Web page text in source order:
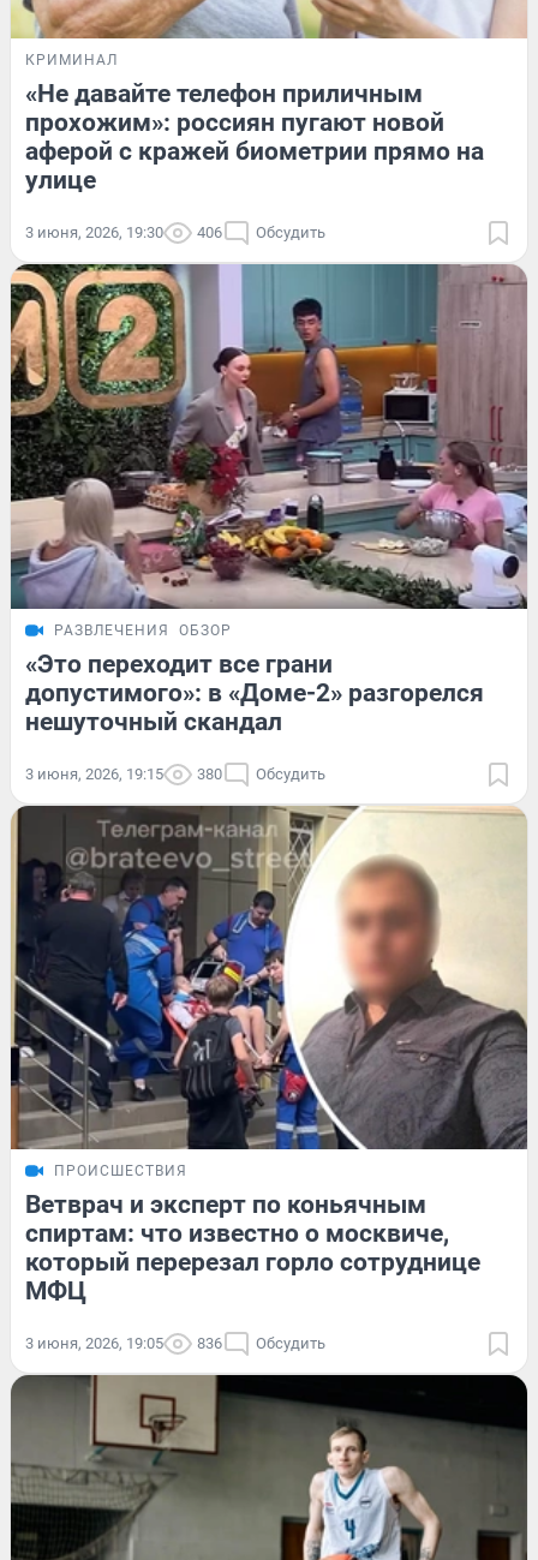
КРИМИНАЛ
«Не давайте телефон приличным
прохожим»: россиян пугают новой
аферой с кражей биометрии прямо на
улице
3 июня, 2026, 19:30 406 Обсудить
РАЗВЛЕЧЕНИЯ ОБЗОР
«Это переходит все грани
допустимого»: в «Доме-2» разгорелся
нешуточный скандал
3 июня, 2026, 19:15 380 Обсудить
ПРОИСШЕСТВИЯ
Ветврач и эксперт по коньячным
спиртам: что известно о москвиче,
который перерезал горло сотруднице
МФЦ
3 июня, 2026, 19:05 836 Обсудить